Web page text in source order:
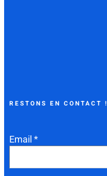
RESTONS EN CONTACT !
Email *